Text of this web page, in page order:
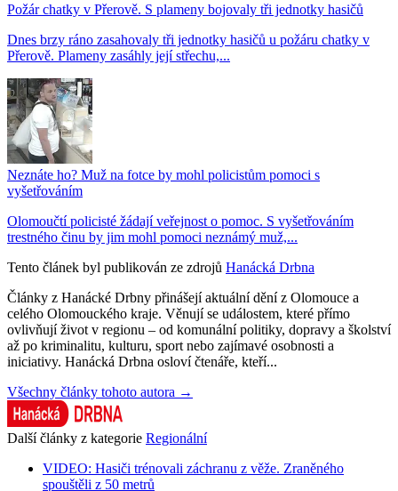
Požár chatky v Přerově. S plameny bojovaly tři jednotky hasičů
Dnes brzy ráno zasahovaly tři jednotky hasičů u požáru chatky v
Přerově. Plameny zasáhly její střechu,...
Neznáte ho? Muž na fotce by mohl policistům pomoci s
vyšetřováním
Olomoučtí policisté žádají veřejnost o pomoc. S vyšetřováním
trestného činu by jim mohl pomoci neznámý muž,...
Tento článek byl publikován ze zdrojů Hanácká Drbna
Články z Hanácké Drbny přinášejí aktuální dění z Olomouce a
celého Olomouckého kraje. Věnují se událostem, které přímo
ovlivňují život v regionu – od komunální politiky, dopravy a školství
až po kriminalitu, kulturu, sport nebo zajímavé osobnosti a
iniciativy. Hanácká Drbna osloví čtenáře, kteří...
Všechny články tohoto autora →
Další články z kategorie Regionální
VIDEO: Hasiči trénovali záchranu z věže. Zraněného
spouštěli z 50 metrů